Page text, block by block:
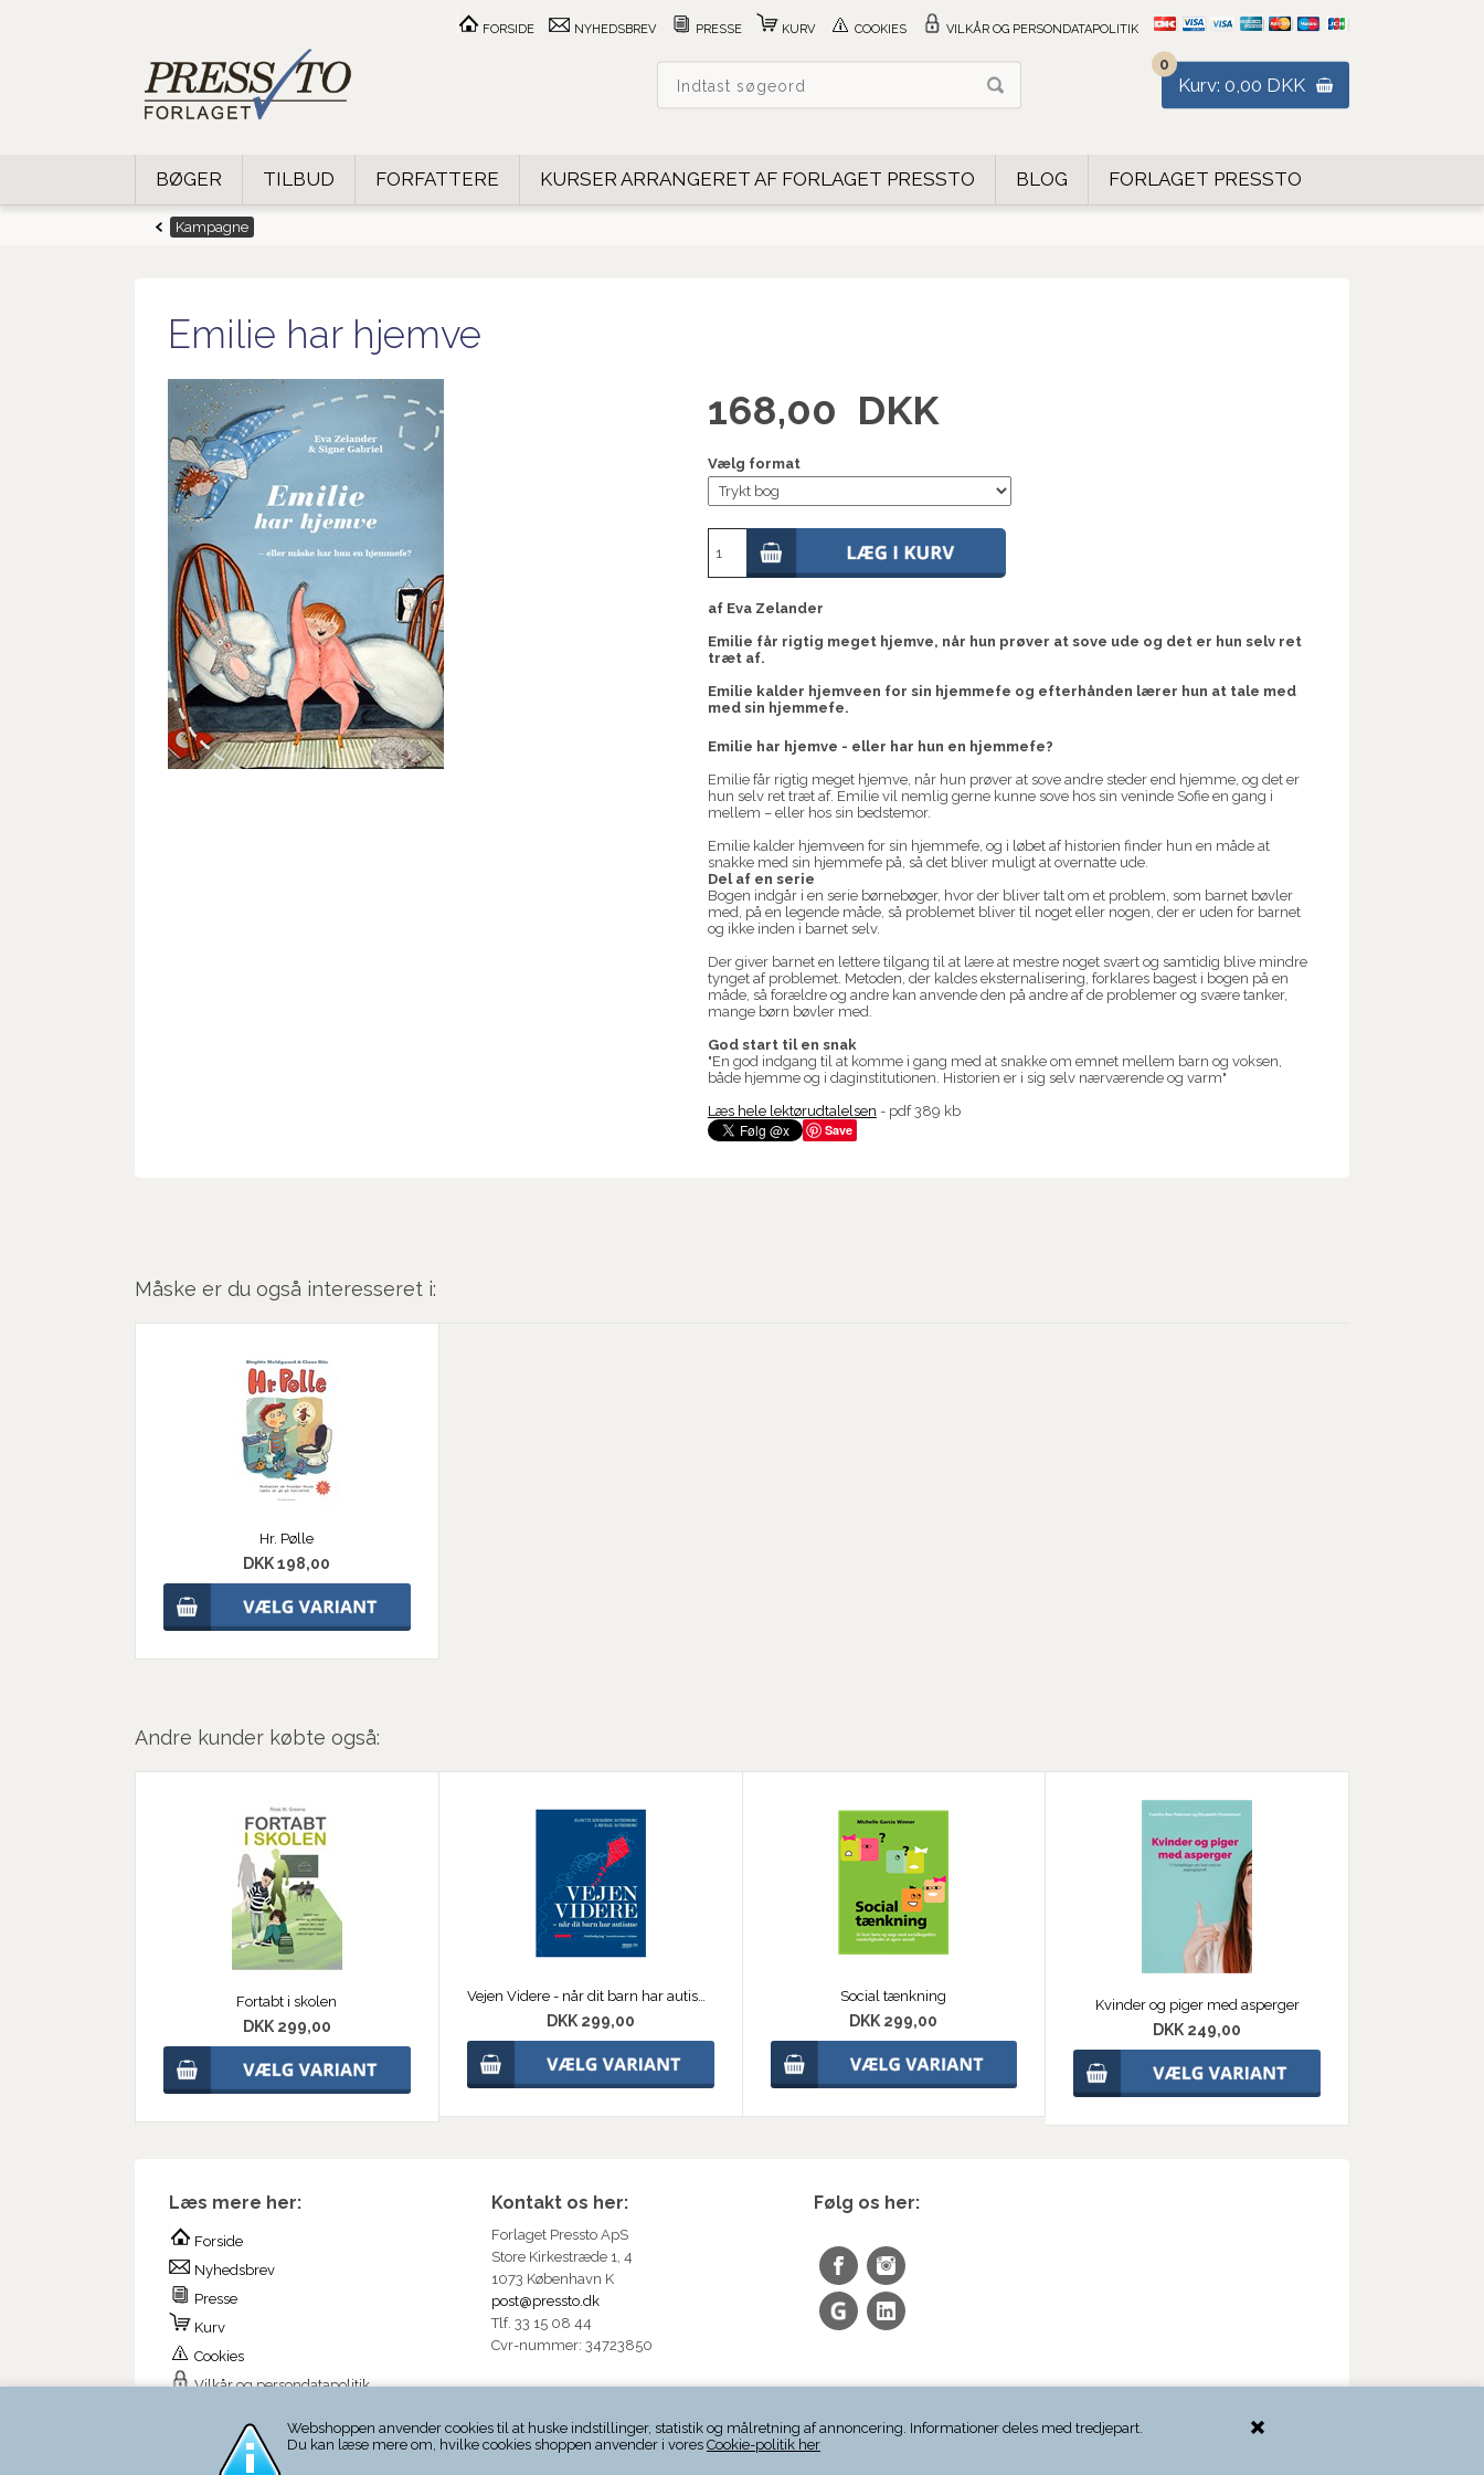
Webshoppen anvender cookies til at huske indstillinger, statistik og målretning af annoncering. Informationer deles med tredjepart.
Du kan læse mere om, hvilke cookies shoppen anvender i vores Cookie-politik her
0
Kurv: 0,00 DKK
FORSIDE NYHEDSBREV PRESSE KURV COOKIES VILKÅR OG PERSONDATAPOLITIK
BØGER TILBUD FORFATTERE KURSER ARRANGERET AF FORLAGET PRESSTO BLOG FORLAGET PRESSTO
Kampagne
Emilie har hjemve
168,00 DKK
Vælg format
af Eva Zelander
Emilie får rigtig meget hjemve, når hun prøver at sove ude og det er hun selv ret
træt af.
Emilie kalder hjemveen for sin hjemmefe og efterhånden lærer hun at tale med
med sin hjemmefe.
Emilie har hjemve - eller har hun en hjemmefe?
Emilie får rigtig meget hjemve, når hun prøver at sove andre steder end hjemme, og det er
hun selv ret træt af. Emilie vil nemlig gerne kunne sove hos sin veninde Sofie en gang i
mellem – eller hos sin bedstemor.
Emilie kalder hjemveen for sin hjemmefe, og i løbet af historien finder hun en måde at
snakke med sin hjemmefe på, så det bliver muligt at overnatte ude.
Del af en serie
Bogen indgår i en serie børnebøger, hvor der bliver talt om et problem, som barnet bøvler
med, på en legende måde, så problemet bliver til noget eller nogen, der er uden for barnet
og ikke inden i barnet selv.
Der giver barnet en lettere tilgang til at lære at mestre noget svært og samtidig blive mindre
tynget af problemet. Metoden, der kaldes eksternalisering, forklares bagest i bogen på en
måde, så forældre og andre kan anvende den på andre af de problemer og svære tanker,
mange børn bøvler med.
God start til en snak
"En god indgang til at komme i gang med at snakke om emnet mellem barn og voksen,
både hjemme og i daginstitutionen. Historien er i sig selv nærværende og varm"
Læs hele lektørudtalelsen - pdf 389 kb
Save
Måske er du også interesseret i:
Hr. Pølle
DKK 198,00
Andre kunder købte også:
Fortabt i skolen
DKK 299,00
Vejen Videre - når dit barn har autisme
DKK 299,00
Social tænkning
DKK 299,00
Kvinder og piger med asperger
DKK 249,00
Læs mere her:
Forside
Nyhedsbrev
Presse
Kurv
Cookies
Vilkår og persondatapolitik
Kontakt os her:
Forlaget Pressto ApS
Store Kirkestræde 1, 4
1073 København K
post@pressto.dk
Tlf. 33 15 08 44
Cvr-nummer: 34723850
Følg os her: